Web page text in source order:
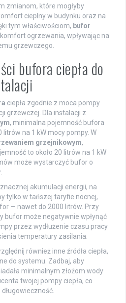
zmianom, które mogłyby
cieplny w budynku oraz na
tym właściwościom, bufor
ogrzewania, wpływając na
grzewczego.
bufora ciepła do
ciepła zgodnie z moca pompy
grzewczej. Dla instalacji z
, minimalna pojemność bufora
litrów na 1 kW mocy pompy. W
grzejnikowym,
to około 20 litrów na 1 kW
może wystarczyć bufor o
akumulacji energii, na
tylko w tańszej taryfie nocnej,
— nawet do 2000 litrów. Przy
bufor może negatywnie wpłynąć
przez wydłużenie czasu pracy
temperatury zasilania.
również inne źródła ciepła,
do systemu. Zadbaj, aby
minimalnym złożom wody
twojej pompy ciepła, co